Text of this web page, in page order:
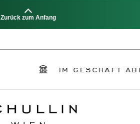
Zurück zum Anfang
IM GESCHÄFT ABHOLEN